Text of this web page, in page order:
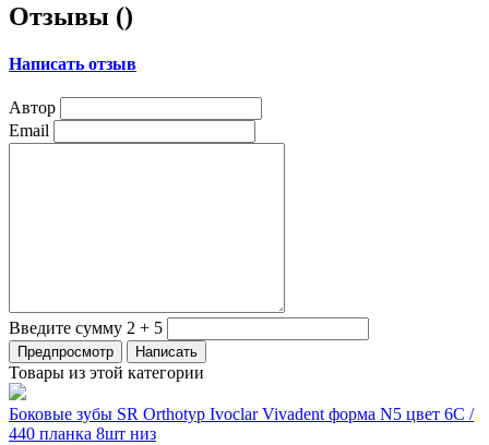
Отзывы ()
Написать отзыв
Автор
Email
Введите сумму 2 + 5
Товары из этой категории
Боковые зубы SR Orthotyp Ivoclar Vivadent форма N5 цвет 6С /
440 планка 8шт низ